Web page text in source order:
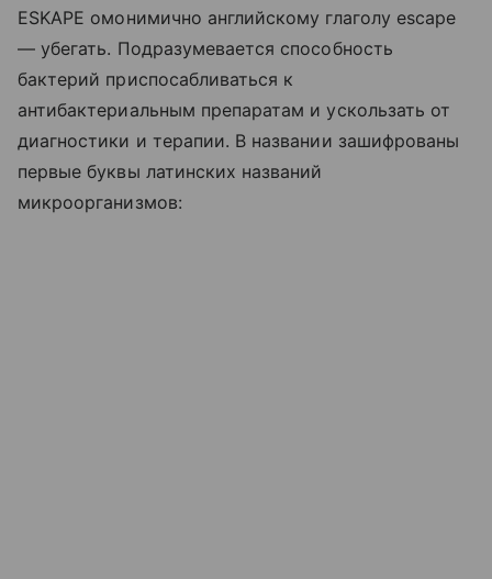
ESKAPE омонимично английскому глаголу escape
— убегать. Подразумевается способность
бактерий приспосабливаться к
антибактериальным препаратам и ускользать от
диагностики и терапии. В названии зашифрованы
первые буквы латинских названий
микроорганизмов: